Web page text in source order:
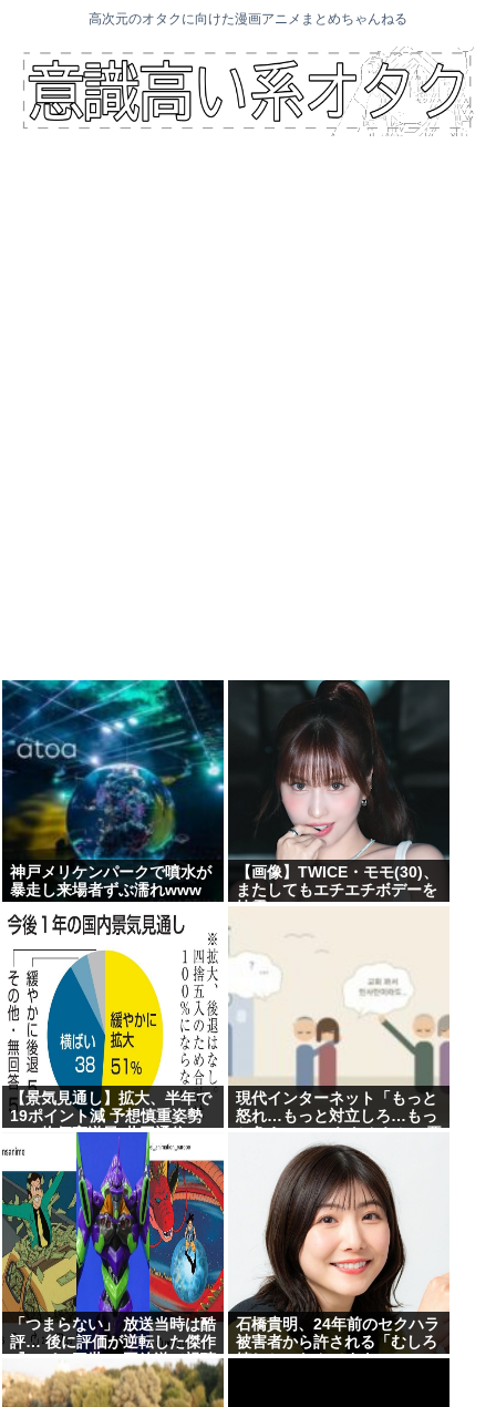
高次元のオタクに向けた漫画アニメまとめちゃんねる
神戸メリケンパークで噴水が
暴走し来場者ずぶ濡れwww
【画像】TWICE・モモ(30)、
またしてもエチエチボデーを
披露www
【景気見通し】拡大、半年で
19ポイント減 予想慎重姿勢
に、物価高逆風-共同通信11
社アンケ
現代インターネット「もっと
怒れ…もっと対立しろ…もっ
と争え…」 これなんらかの悪
魔を召喚しようとしてるだろ
「つまらない」 放送当時は酷
評… 後に評価が逆転した傑作
『ルパン三世』 再放送で視聴
率30%超え 誰もが知る名作に
石橋貴明、24年前のセクハラ
被害者から許される「むしろ
嬉しかったんですよ」